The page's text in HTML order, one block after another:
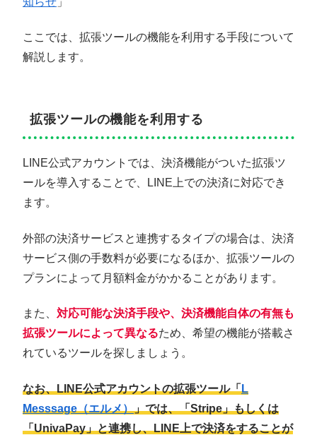
ここでは、拡張ツールの機能を利用する手段について
解説します。
拡張ツールの機能を利用する
LINE公式アカウントでは、決済機能がついた拡張ツ
ールを導入することで、LINE上での決済に対応でき
ます。
外部の決済サービスと連携するタイプの場合は、決済
サービス側の手数料が必要になるほか、拡張ツールの
プランによって月額料金がかかることがあります。
また、 対応可能な決済手段や、決済機能自体の有無も
拡張ツールによって異なるため、希望の機能が搭載さ
れているツールを探しましょう。
なお、LINE公式アカウントの拡張ツール「L
Messsage（エルメ）」では、「Stripe」もしくは
「UnivaPay」と連携し、LINE上で決済をすることが